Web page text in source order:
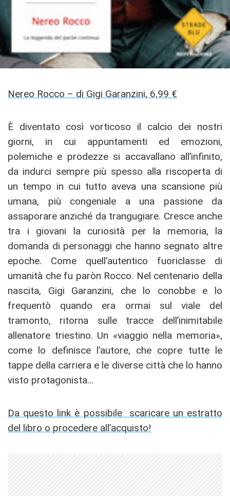
Nereo Rocco – di Gigi Garanzini, 6,99 €
È diventato così vorticoso il calcio dei nostri
giorni, in cui appuntamenti ed emozioni,
polemiche e prodezze si accavallano all’infinito,
da indurci sempre più spesso alla riscoperta di
un tempo in cui tutto aveva una scansione più
umana, più congeniale a una passione da
assaporare anziché da trangugiare. Cresce anche
tra i giovani la curiosità per la memoria, la
domanda di personaggi che hanno segnato altre
epoche. Come quell’autentico fuoriclasse di
umanità che fu paròn Rocco. Nel centenario della
nascita, Gigi Garanzini, che lo conobbe e lo
frequentò quando era ormai sul viale del
tramonto, ritorna sulle tracce dell’inimitabile
allenatore triestino. Un «viaggio nella memoria»,
come lo definisce l’autore, che copre tutte le
tappe della carriera e le diverse città che lo hanno
visto protagonista…
Da questo link è possibile scaricare un estratto
del libro o procedere all’acquisto!